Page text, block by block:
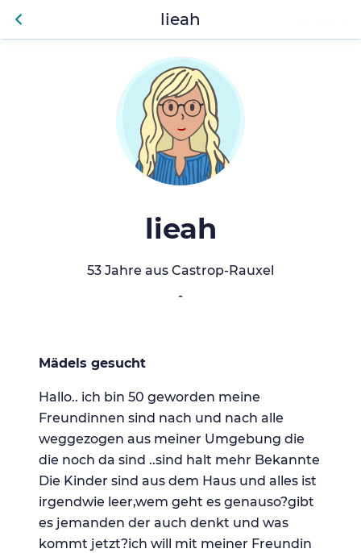
Zurü
lieah
lieah
53 Jahre aus Castrop-Rauxel
-
Mädels gesucht
Hallo.. ich bin 50 geworden meine
Freundinnen sind nach und nach alle
weggezogen aus meiner Umgebung die
die noch da sind ..sind halt mehr Bekannte
Die Kinder sind aus dem Haus und alles ist
irgendwie leer,wem geht es genauso?gibt
es jemanden der auch denkt und was
kommt jetzt?ich will mit meiner Freundin